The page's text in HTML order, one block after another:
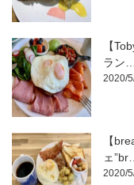
【
ラン…
2020/
【
ェ”br…
2020/